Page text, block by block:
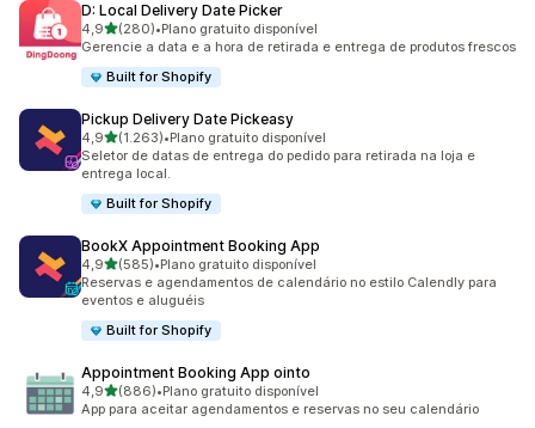
D: Local Delivery Date Picker
4,9de 5 estrelas
(280)
280 avaliações ao todo
•Plano gratuito disponível
Gerencie a data e a hora de retirada e entrega de produtos frescos
Built for Shopify
Pickup Delivery Date Pickeasy
4,9de 5 estrelas
(1.263)
1263 avaliações ao todo
•Plano gratuito disponível
Seletor de datas de entrega do pedido para retirada na loja e
entrega local.
Built for Shopify
BookX Appointment Booking App
4,9de 5 estrelas
(585)
585 avaliações ao todo
•Plano gratuito disponível
Reservas e agendamentos de calendário no estilo Calendly para
eventos e aluguéis
Built for Shopify
Appointment Booking App ointo
4,9de 5 estrelas
(886)
886 avaliações ao todo
•Plano gratuito disponível
App para aceitar agendamentos e reservas no seu calendário